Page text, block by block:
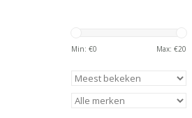
Min: €0 Max: €20